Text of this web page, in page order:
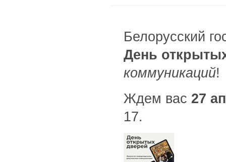
Белорусский
День
коммуникаций!
Ждем вас 27
17.